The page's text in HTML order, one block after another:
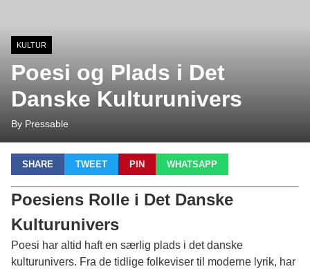
KULTUR
Poesi og Plads i Det
Danske Kulturunivers
By Pressable
SHARE TWEET PIN WHATSAPP
Poesiens Rolle i Det Danske
Kulturunivers
Poesi har altid haft en særlig plads i det danske
kulturunivers. Fra de tidlige folkeviser til moderne lyrik, har